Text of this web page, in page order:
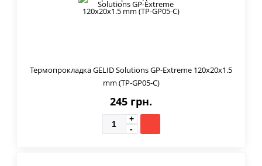
Термопрокладка GELID Solutions GP-Extreme 120x20x1.5
mm (TP-GP05-C)
245 грн.